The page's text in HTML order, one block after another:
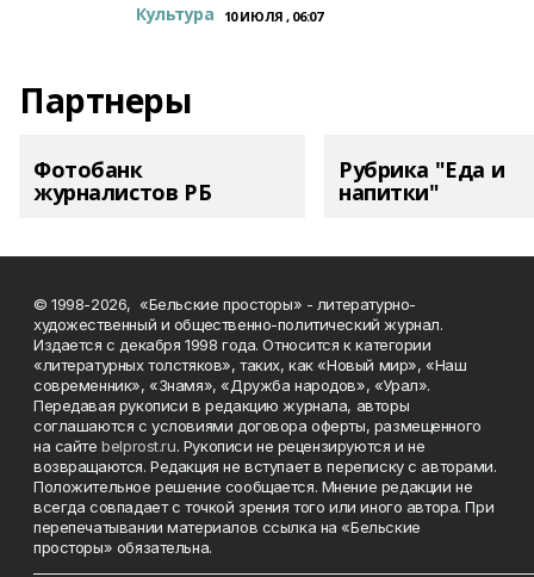
Культура 10 ИЮЛЯ , 06:07
Партнеры
Фотобанк
журналистов РБ
Рубрика "Еда и
напитки"
© 1998-2026, «Бельские просторы» - литературно-
художественный и общественно-политический журнал.
Издается с декабря 1998 года. Относится к категории
«литературных толстяков», таких, как «Новый мир», «Наш
современник», «Знамя», «Дружба народов», «Урал».
Передавая рукописи в редакцию журнала, авторы
соглашаются с условиями договора оферты, размещенного
на сайтеbelprost.ru. Рукописи не рецензируются и не
возвращаются. Редакция не вступает в переписку с авторами.
Положительное решение сообщается. Мнение редакции не
всегда совпадает с точкой зрения того или иного автора. При
перепечатывании материалов ссылка на «Бельские
просторы» обязательна.